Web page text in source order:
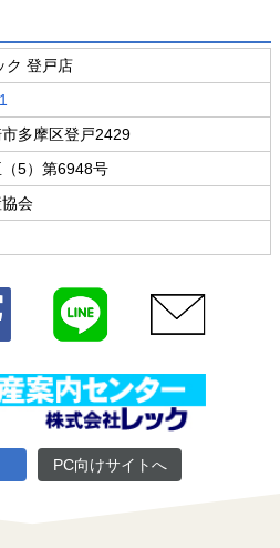
ク 登戸店
多摩区登戸2429
5）第6948号
会
Facebook
PC向けサイトへ